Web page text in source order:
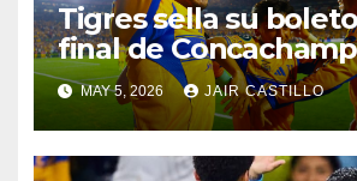
Tigres sella su
final de
MAY 5, 2026 JAIR CASTILLO